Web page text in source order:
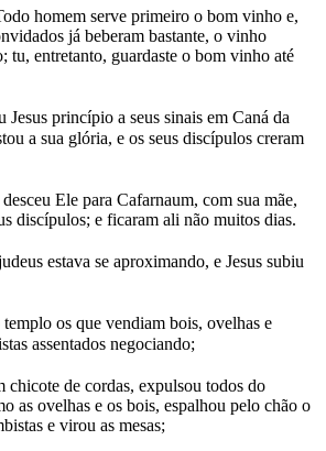
homem serve primeiro o bom vinho e,
já beberam bastante, o vinho
tu, entretanto, guardaste o bom vinho até
Jesus princípio a seus sinais em Caná da
a sua glória, e os seus discípulos creram
Ele para Cafarnaum, com sua mãe,
discípulos; e ficaram ali não muitos dias.
estava se aproximando, e Jesus subiu
os que vendiam bois, ovelhas e
assentados negociando;
chicote de cordas, expulsou todos do
as ovelhas e os bois, espalhou pelo chão o
e virou as mesas;